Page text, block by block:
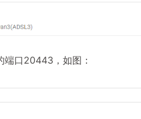
口20443，如图：